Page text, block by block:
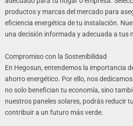
productos y marcas del mercado para
eficiencia energética de tu instalación.
una decisión informada y adecuada a tus
Compromiso con la Sostenibilidad
En Hegosun, entendemos la importancia
ahorro energético. Por ello, nos
no solo benefician tu economía, sino
nuestros paneles solares, podrás reducir
contribuir a un futuro más verde.